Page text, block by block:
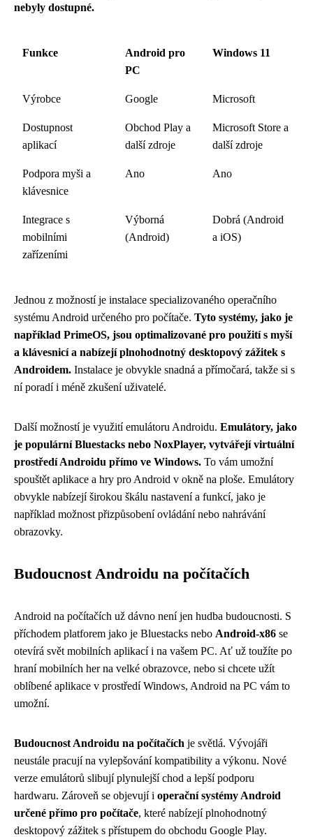
nebyly dostupné.
Funkce
Android pro
PC
Windows 11
Výrobce Google Microsoft
Dostupnost
aplikací
Obchod Play a
další zdroje
Microsoft Store a
další zdroje
Podpora myši a
klávesnice
Ano Ano
Integrace s
mobilními
zařízeními
Výborná
(Android)
Dobrá (Android
a iOS)
Jednou z možností je instalace specializovaného operačního
systému Android určeného pro počítače. Tyto systémy, jako je
například PrimeOS, jsou optimalizované pro použití s myší
a klávesnicí a nabízejí plnohodnotný desktopový zážitek s
Androidem. Instalace je obvykle snadná a přímočará, takže si s
ní poradí i méně zkušení uživatelé.
Další možností je využití emulátoru Androidu. Emulátory, jako
je populární Bluestacks nebo NoxPlayer, vytvářejí virtuální
prostředí Androidu přímo ve Windows. To vám umožní
spouštět aplikace a hry pro Android v okně na ploše. Emulátory
obvykle nabízejí širokou škálu nastavení a funkcí, jako je
například možnost přizpůsobení ovládání nebo nahrávání
obrazovky.
Budoucnost Androidu na počítačích
Android na počítačích už dávno není jen hudba budoucnosti. S
příchodem platforem jako je Bluestacks nebo Android-x86 se
otevírá svět mobilních aplikací i na vašem PC. Ať už toužíte po
hraní mobilních her na velké obrazovce, nebo si chcete užít
oblíbené aplikace v prostředí Windows, Android na PC vám to
umožní.
Budoucnost Androidu na počítačích je světlá. Vývojáři
neustále pracují na vylepšování kompatibility a výkonu. Nové
verze emulátorů slibují plynulejší chod a lepší podporu
hardwaru. Zároveň se objevují i operační systémy Android
určené přímo pro počítače, které nabízejí plnohodnotný
desktopový zážitek s přístupem do obchodu Google Play.